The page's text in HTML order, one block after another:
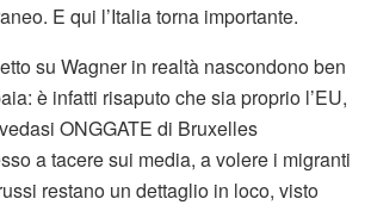
E qui l’Italia torna importante.
su Wagner in realtà nascondono ben
è infatti risaputo che sia proprio l’EU,
ONGGATE di Bruxelles
a tacere sui media, a volere i migranti
restano un dettaglio in loco, visto